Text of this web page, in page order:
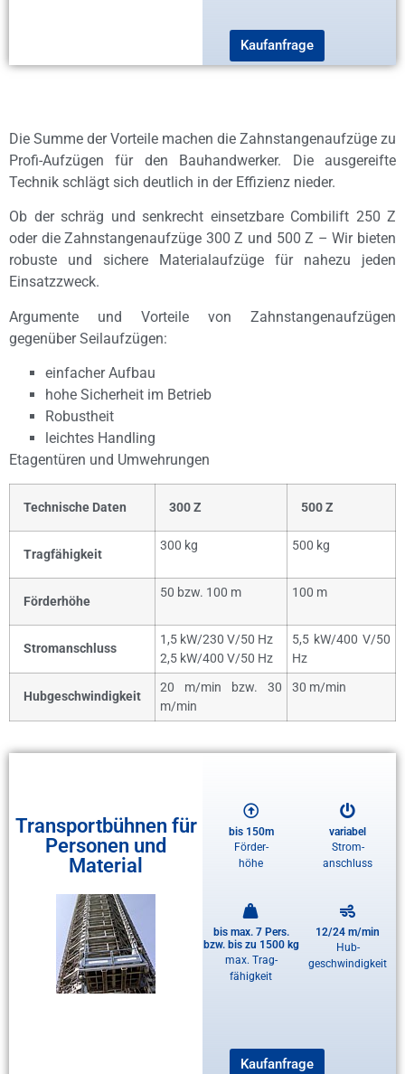
Kaufanfrage
Die Summe der Vorteile machen die Zahnstangenaufzüge zu
Profi-Aufzügen für den Bauhandwerker. Die ausgereifte
Technik schlägt sich deutlich in der Effizienz nieder.
Ob der schräg und senkrecht einsetzbare Combilift 250 Z
oder die Zahnstangenaufzüge 300 Z und 500 Z – Wir bieten
robuste und sichere Materialaufzüge für nahezu jeden
Einsatzzweck.
Argumente und Vorteile von Zahnstangenaufzügen
gegenüber Seilaufzügen:
einfacher Aufbau
hohe Sicherheit im Betrieb
Robustheit
leichtes Handling
Etagentüren und Umwehrungen
Technische Daten 300 Z 500 Z
Tragfähigkeit
300 kg 500 kg
Förderhöhe
50 bzw. 100 m 100 m
Stromanschluss
1,5 kW/230 V/50 Hz
2,5 kW/400 V/50 Hz
5,5 kW/400 V/50
Hz
Hubgeschwindigkeit
20 m/min bzw. 30
m/min
30 m/min
Transportbühnen für
Personen und
Material
bis 150m
Förder-
höhe
bis max. 7 Pers.
bzw. bis zu 1500 kg
max. Trag-
fähigkeit
Kaufanfrage
variabel
Strom-
anschluss
12/24 m/min
Hub-
geschwindigkeit